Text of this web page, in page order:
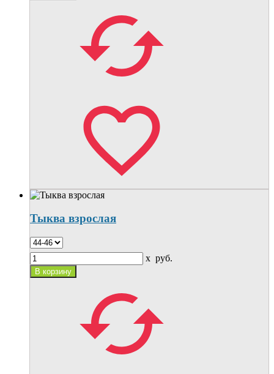
Тыква взрослая
x руб.